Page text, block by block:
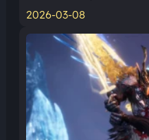
2026-03-08